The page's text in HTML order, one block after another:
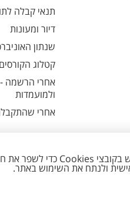
תנאי קבלה
דיור ומעונות
שנתון
קטלוג
אחרי הרשמה -
ולמועמדות
אחרי